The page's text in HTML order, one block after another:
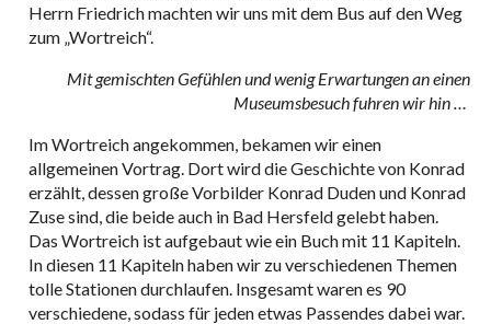
Herrn Friedrich machten wir uns mit dem Bus auf den Weg
zum „Wortreich“.
Mit gemischten Gefühlen und wenig Erwartungen an einen
Museumsbesuch fuhren wir hin …
Im Wortreich angekommen, bekamen wir einen
allgemeinen Vortrag. Dort wird die Geschichte von Konrad
erzählt, dessen große Vorbilder Konrad Duden und Konrad
Zuse sind, die beide auch in Bad Hersfeld gelebt haben.
Das Wortreich ist aufgebaut wie ein Buch mit 11 Kapiteln.
In diesen 11 Kapiteln haben wir zu verschiedenen Themen
tolle Stationen durchlaufen. Insgesamt waren es 90
verschiedene, sodass für jeden etwas Passendes dabei war.